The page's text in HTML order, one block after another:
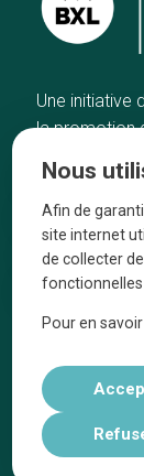
Une initiative
la promotion
Accueil
Bonnes
Quartiers
Blog
Tops 10
Nous
Afin de
site internet
de collecter
Pour en